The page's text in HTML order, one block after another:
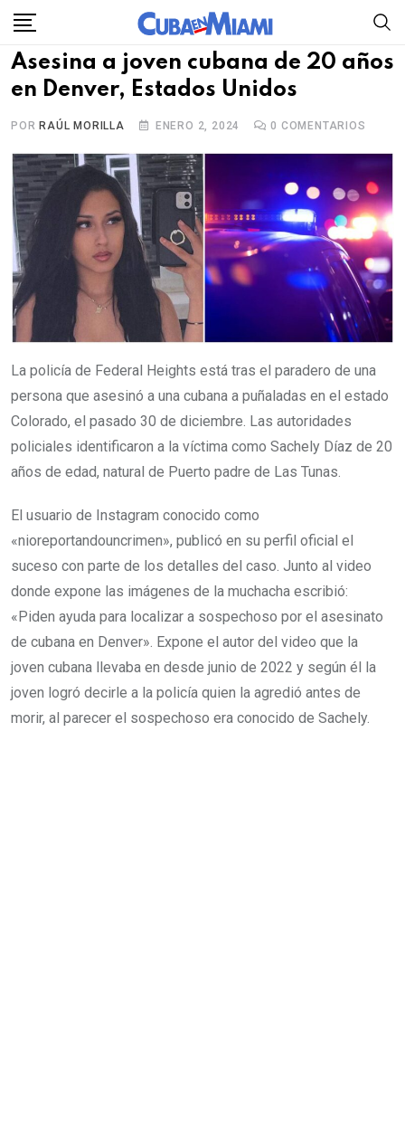
Skip
content
Asesina a joven cubana de 20 años
en Denver, Estados Unidos
POR RAÚL MORILLA ENERO 2, 2024 0 COMENTARIOS
La policía de Federal Heights está tras el paradero de una
persona que asesinó a una cubana a puñaladas en el estado
Colorado, el pasado 30 de diciembre. Las autoridades
policiales identificaron a la víctima como Sachely Díaz de 20
años de edad, natural de Puerto padre de Las Tunas.
El usuario de Instagram conocido como
«nioreportandouncrimen», publicó en su perfil oficial el
suceso con parte de los detalles del caso. Junto al video
donde expone las imágenes de la muchacha escribió:
«Piden ayuda para localizar a sospechoso por el asesinato
de cubana en Denver». Expone el autor del video que la
joven cubana llevaba en desde junio de 2022 y según él la
joven logró decirle a la policía quien la agredió antes de
morir, al parecer el sospechoso era conocido de Sachely.